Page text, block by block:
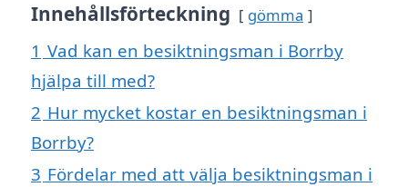
Innehållsförteckning gömma
1 Vad kan en besiktningsman i Borrby
hjälpa till med?
2 Hur mycket kostar en besiktningsman i
Borrby?
3 Fördelar med att välja besiktningsman i